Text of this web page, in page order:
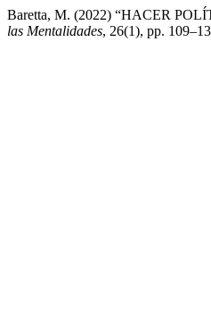
Baretta, M. (2022) “HACER
las Mentalidades, 26(1), pp.